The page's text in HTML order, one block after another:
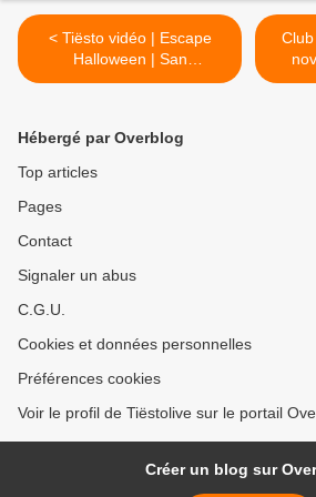
< Tiësto vidéo | Escape
Halloween | San
Bernardino, CA - october
Hébergé par Overblog
Top articles
Pages
Contact
Signaler un abus
C.G.U.
Cookies et données personnelles
Préférences cookies
Voir le profil de Tiëstolive sur le portail
Créer un blog sur